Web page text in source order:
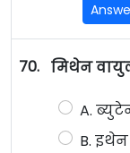
70. मिथेन
A.
B. इथेन